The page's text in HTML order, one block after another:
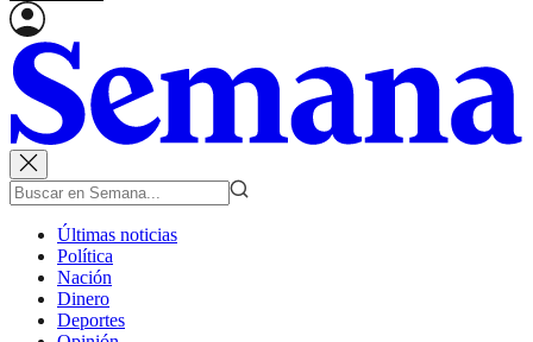
Últimas noticias
Política
Nación
Dinero
Deportes